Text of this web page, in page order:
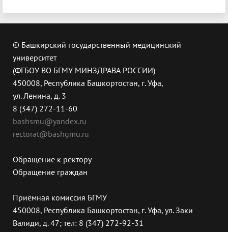
© Башкирский государственный медицинский
университет
(ФГБОУ ВО БГМУ МИНЗДРАВА РОССИИ)
450008, Республика Башкортостан, г. Уфа,
ул. Ленина, д. 3
8 (347) 272-11-60
bashsmu@yandex.ru
rectorat@bashgmu.ru
Обращение к ректору
Обращение граждан
Приёмная комиссия БГМУ
450008, Республика Башкортостан, г. Уфа, ул. Заки
Валиди, д. 47; тел: 8 (347) 272-92-31